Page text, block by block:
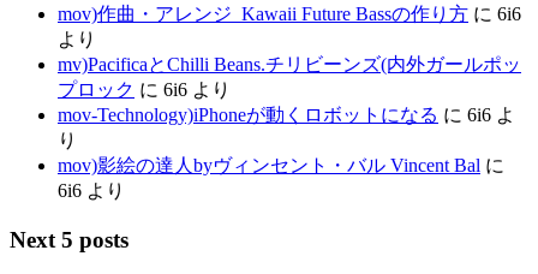
mov)作曲・アレンジ_Kawaii Future Bassの作り方 に 6i6
より
mv)PacificaとChilli Beans.チリビーンズ(内外ガールポッ
プロック に 6i6 より
mov-Technology)iPhoneが動くロボットになる に 6i6 よ
り
mov)影絵の達人byヴィンセント・バル Vincent Bal に
6i6 より
Next 5 posts